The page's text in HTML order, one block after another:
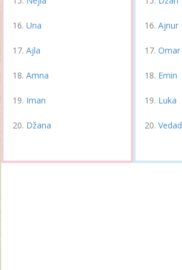
Una
Ajla
Amna
Iman
Džana
Ajnur
Omar
Emin
Luka
Vedad